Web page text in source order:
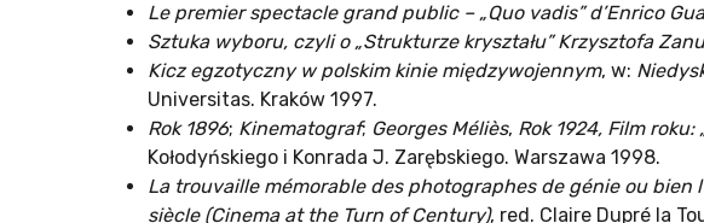
Le premier spectacle grand public – „Quo vadis” d’Enrico
Sztuka wyboru, czyli o „Strukturze kryształu” Krzysztofa
Kicz egzotyczny w polskim kinie międzywojennym, w:
Universitas. Kraków 1997.
Rok 1896; Kinematograf; Georges Méliès, Rok 1924, Film
Kołodyńskiego i Konrada J.
La trouvaille mémorable des photographes de génie ou
siècle (Cinema at the Turn of Century), red. Claire Dupré la